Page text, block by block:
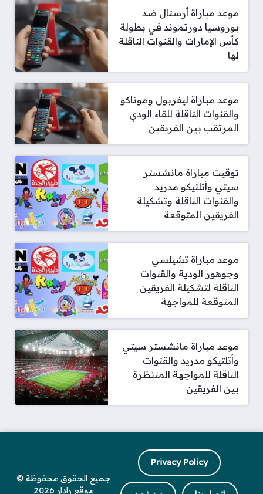
موعد مباراة أرسنال ضد
بوروسيا دورتموند في بطولة
كأس الإمارات والقنوات الناقلة
لها
موعد مباراة ليفربول وموناكو
والقنوات الناقلة للقاء الودي
المرتقب بين الفريقين
توقيت مباراة مانشستر
سيتي وأتلتيكو مدريد
والقنوات الناقلة وتشكيلة
الفريقين المتوقعة
موعد مباراة تشيلسي
وجوهور الودية والقنوات
الناقلة لتشكيلة الفريقين
المتوقعة للمواجهة
موعد مباراة مانشستر سيتي
وأتلتيكو مدريد والقنوات
الناقلة للمواجهة المنتظرة
بين الفريقين
Privacy Policy
جميع الحقوق محفوظة ©
موقع رادار 2026